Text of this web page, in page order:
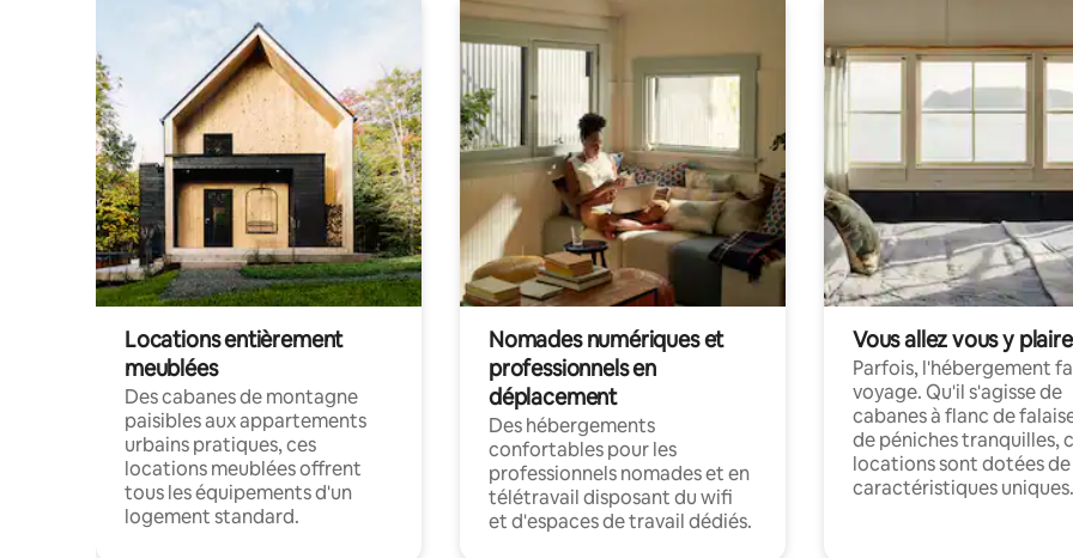
Locations entièrement
meublées
Des cabanes de montagne
paisibles aux appartements
urbains pratiques, ces
locations meublées offrent
tous les équipements d'un
logement standard.
Nomades numériques et
professionnels en
déplacement
Des hébergements
confortables pour les
professionnels nomades et en
télétravail disposant du wifi
et d'espaces de travail dédiés.
Vous allez vous y plaire
Parfois, l'hébergement
voyage. Qu'il s'agisse de
cabanes à flanc de
de péniches tranquilles,
locations sont dotées de
caractéristiques uniques.